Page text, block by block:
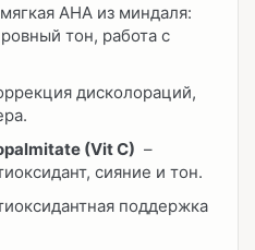
AHA из миндаля:
тон, работа с
дисколораций,
(Vit C) –
сияние и тон.
поддержка